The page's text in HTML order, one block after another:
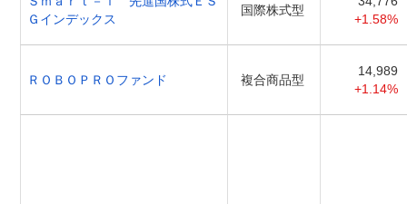
Ｇインデックス
国際株式型
+1.58%
ＲＯＢＯＰＲＯファンド 複合商品型
14,989
+1.14%